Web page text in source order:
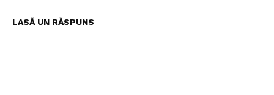
LASĂ UN RĂSPUNS